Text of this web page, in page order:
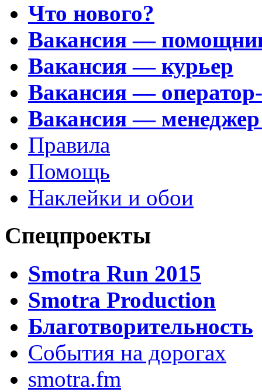
Что нового?
Вакансия —
Вакансия — курьер
Вакансия —
Вакансия —
Правила
Помощь
Наклейки и обои
Спецпроекты
Smotra Run 2015
Smotra Production
Благотворительность
События на дорогах
smotra.fm